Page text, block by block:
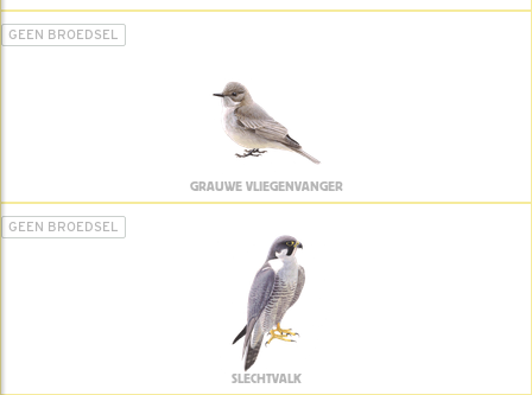
GEEN BROEDSEL
GRAUWE VLIEGENVANGER
GEEN BROEDSEL
SLECHTVALK